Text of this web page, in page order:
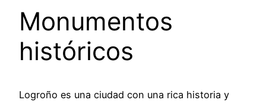
Monumentos
históricos
Logroño es una ciudad con una rica historia y